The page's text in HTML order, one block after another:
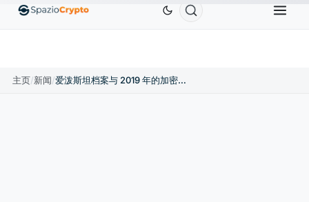
EthereumETHUS$1,880.58 TetherUSDT ↑0.00% BNB
主页/新闻/ 爱泼斯坦档案与 2019 年的加密货币：关于 Coinbase 和 XRP 的信息